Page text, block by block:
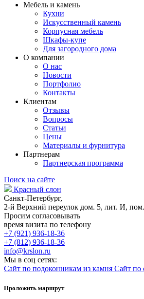
Мебель и камень
Кухни
Искусственный камень
Корпусная мебель
Шкафы-купе
Для загородного дома
О компании
О нас
Новости
Портфолио
Контакты
Клиентам
Отзывы
Вопросы
Статьи
Цены
Материалы и фурнитура
Партнерам
Партнерская программа
Поиск на сайте
Красный слон
Санкт-Петербург,
2-й Верхний переулок дом. 5, лит. И,
Просим согласовывать
время визита по телефону
+7 (921) 936-18-36
+7 (812) 936-18-36
info@krslon.ru
Мы в соц сетях:
Сайт по подоконникам из камня Сайт по
Проложить маршрут